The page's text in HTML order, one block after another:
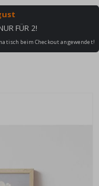
FÜR 2!
beim Checkout angewendet!